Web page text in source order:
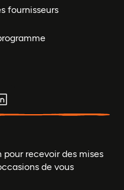
fournisseurs
recevoir des mises
de vous